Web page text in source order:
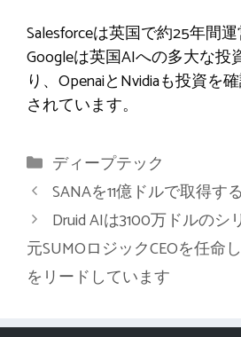
Salesforceは英国で約25年間
Googleは英国AIへの多大な投
り、OpenaiとNvidiaも投資を
されています。
カ
テ
ゴ
リ
ー
ディープテック
SANAを11億ドルで取得す
Druid AIは3100万ドルのシ
元SUMOロジックCEOを任命
をリードしています